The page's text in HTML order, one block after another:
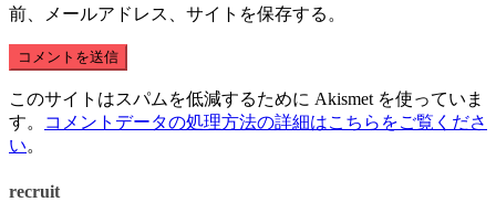
前、メールアドレス、サイトを保存する。
このサイトはスパムを低減するために Akismet を使っていま
す。
コメントデータの処理方法の詳細はこちらをご覧くださ
い。
recruit